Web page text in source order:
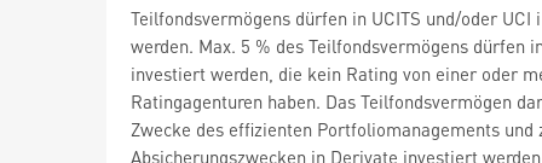
Teilfondsvermögens dürfen in UCITS und/oder UCI
werden. Max. 5 % des Teilfondsvermögens dürfen
investiert werden, die kein Rating von einer oder
Ratingagenturen haben. Das Teilfondsvermögen
Zwecke des effizienten Portfoliomanagements und
Absicherungszwecken in Derivate investiert